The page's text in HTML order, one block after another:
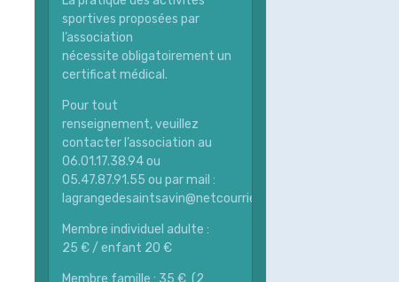
sportives proposées par
l’association
nécessite obligatoirement un
certificat médical.
Pour tout
renseignement, veuillez
contacter l’association au
06.01.17.38.94 ou
05.47.87.91.55 ou par mail :
lagrangedesaintsavin@netcourrier.com
Membre individuel adulte :
25 € / enfant 20 €
Membre famille : 35 € (2